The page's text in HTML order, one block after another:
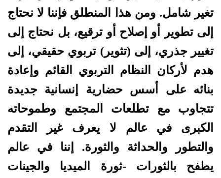
تغير شامل. ومن هذا المنطلق فإننا لا نحتاج
إلى تطوير أو إصلاح أو ترقيع، بل نحتاج إلى
تغيير جذري، إلى (تثوير) تربوي حقيقي، إلى
هدم لأركان النظام التربوي القائم وإعادة
بنائه على أسس حضارية إنسانية جديدة
تتجاوب مع تطلعات المجتمع وطموحاته
الكبرى في عالم لا يعرف غير التقدم
والتطور والحداثة والثورة. إننا في عالم
يطفح بالثورات -ثورة الميديا والجينات